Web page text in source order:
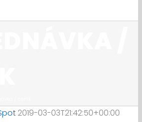
2019-03-03T21:42:50+00:00